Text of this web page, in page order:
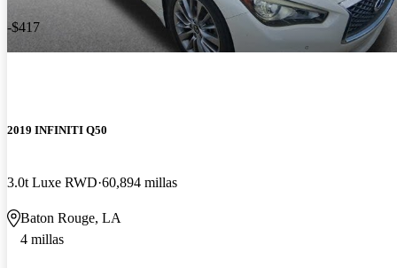
-$417
2019 INFINITI Q50
3.0t Luxe RWD 60,894 millas
Baton Rouge, LA
4 millas